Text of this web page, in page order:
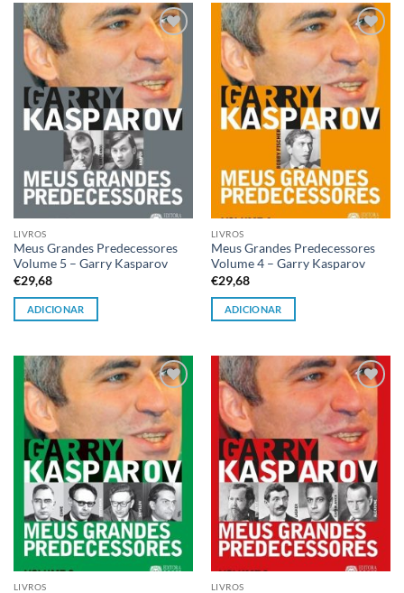
Adicionar
à lista de
desejos
LIVROS
Meus Grandes Predecessores
Volume 5 – Garry Kasparov
€29,68
ADICIONAR
Adicionar
à lista de
desejos
LIVROS
Meus Grandes Predecessores
Volume 4 – Garry Kasparov
€29,68
ADICIONAR
Adicionar
à lista de
desejos
LIVROS
Adicionar
à lista de
desejos
LIVROS